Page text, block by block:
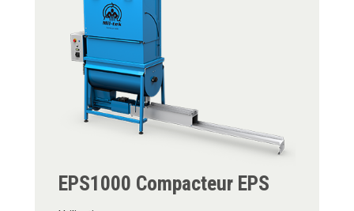
EPS1000 Compacteur EPS